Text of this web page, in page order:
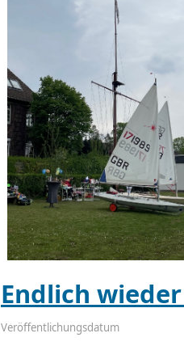
Endlich
Veröffentlichungsdatum